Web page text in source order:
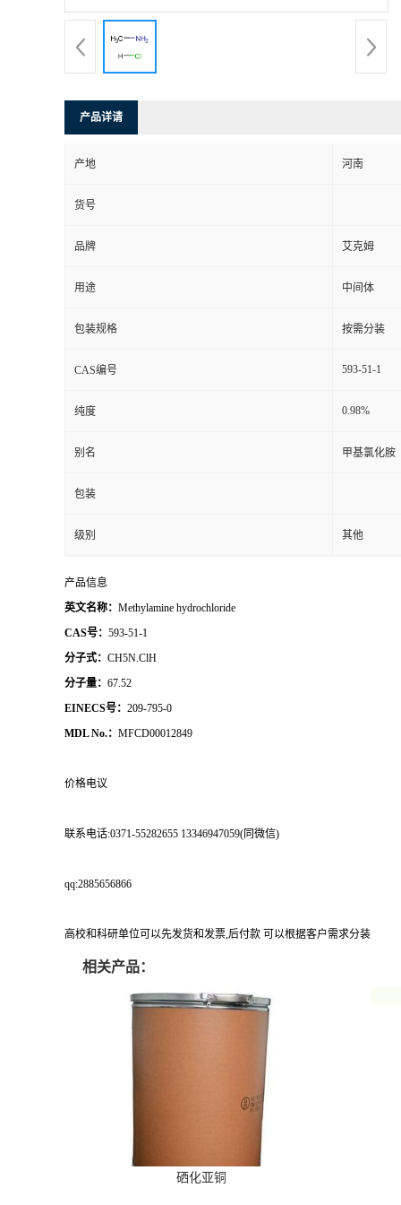
产品详请
产地 河南
货号
品牌 艾克姆
用途 中间体
包装规格 按需分装
CAS编号 593-51-1
纯度 0.98%
别名 甲基氯化胺
包装
级别 其他
产品信息
英文名称： Methylamine hydrochloride
CAS号： 593-51-1
分子式： CH5N.ClH
分子量： 67.52
EINECS号： 209-795-0
MDL No.： MFCD00012849
价格电议
联系电话:0371-55282655 13346947059(同微信)
qq:2885656866
高校和科研单位可以先发货和发票,后付款 可以根据客户需求分装
相关产品：
硒化亚铜